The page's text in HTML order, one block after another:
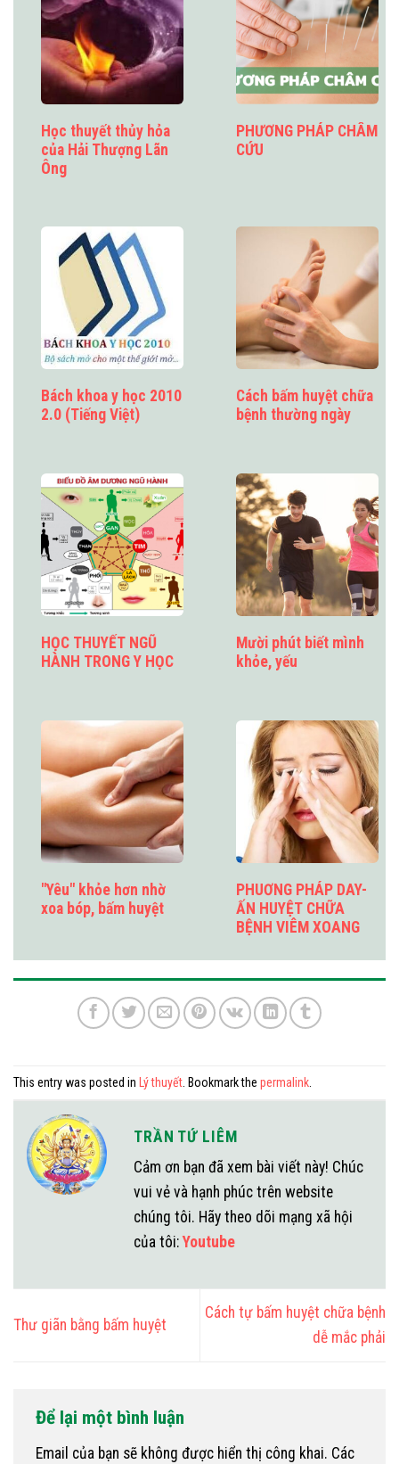
Học thuyết thủy hỏa
của Hải Thượng Lãn
Ông
PHƯƠNG PHÁP CHÂM
CỨU
Bách khoa y học 2010
2.0 (Tiếng Việt)
Cách bấm huyệt chữa
bệnh thường ngày
HỌC THUYẾT NGŨ
HÀNH TRONG Y HỌC
Mười phút biết mình
khỏe, yếu
"Yêu" khỏe hơn nhờ
xoa bóp, bấm huyệt
PHUƠNG PHÁP DAY-
ẤN HUYỆT CHỮA
BỆNH VIÊM XOANG
This entry was posted in Lý thuyết . Bookmark the permalink
TRẦN TỨ LIÊM
Cảm ơn bạn đã xem bài viết này! Chúc
vui vẻ và hạnh phúc trên website
chúng tôi. Hãy theo dõi mạng xã hội
của tôi:Youtube
Thư giãn bằng bấm huyệt
Cách tự bấm huyệt chữa bệnh
dễ mắc phải
Để lại một bình luận
Email của bạn sẽ không được hiển thị công khai. Các